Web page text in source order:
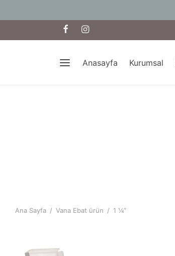
Anasayfa Kurumsal
Ana Sayfa / Vana Ebat ürün / 1 ¼”